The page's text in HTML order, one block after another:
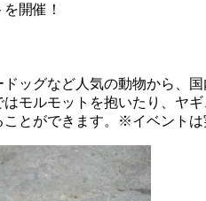
開催！
ッグなど人気の動物から、
モルモットを抱いたり、ヤ
とができます。※イベント